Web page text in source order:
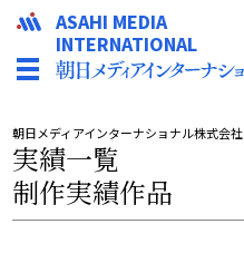
朝日メディアインターナショナル株式会社
実績一覧
制作実績作品
ASAHI MEDIA
INTERNATIONAL